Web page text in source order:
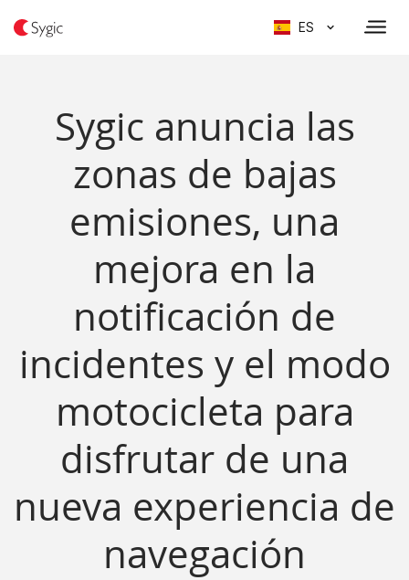
ES
Sygic anuncia las
zonas de bajas
emisiones, una
mejora en la
notificación de
incidentes y el modo
motocicleta para
disfrutar de una
nueva experiencia de
navegación